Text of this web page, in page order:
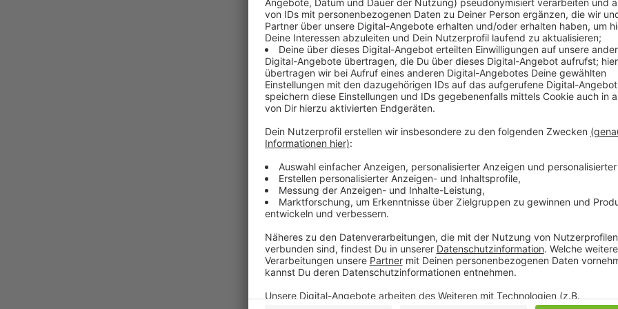
Der ADAC Nordrhein rechnet vor allem heute
- unter anderem auf der A61. In vielen
Herbstferien, so ADAC-Sprecher Thomas Müther:
Anzeige
Thoma Müther - ADAC Nordrhein
Thoma Müther - ADAC Nordrhein
Der ADAC rechnet vor allem heute Nachmittag mit
Region. Wer kann, sollte sich deshalb am besten